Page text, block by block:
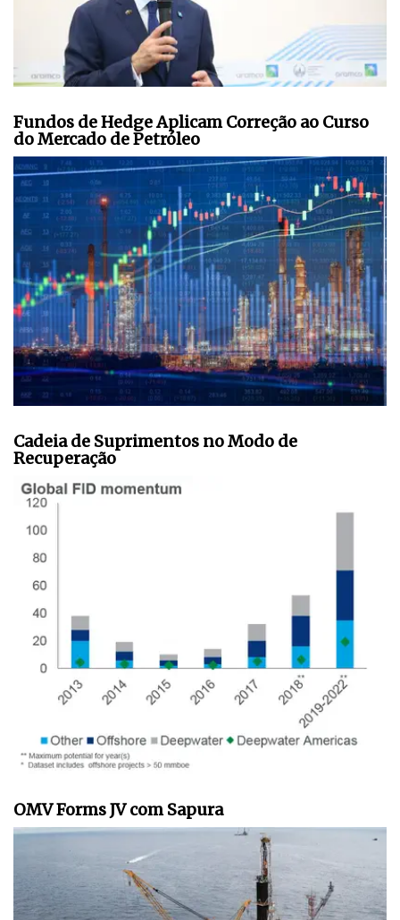
Fundos de Hedge Aplicam Correção ao Curso
do Mercado de Petróleo
Cadeia de Suprimentos no Modo de
Recuperação
OMV Forms JV com Sapura